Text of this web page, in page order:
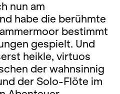
nun am
habe die berühmte
bestimmt
gespielt. Und
heikle, virtuos
der wahnsinnig
der Solo-Flöte im